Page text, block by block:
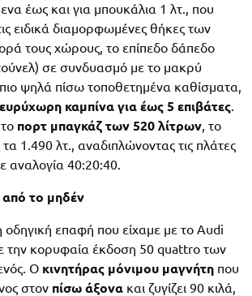
έως και για μπουκάλια 1 λτ., που
ειδικά διαμορφωμένες θήκες των
τους χώρους, το επίπεδο δάπεδο
σε συνδυασμό με το μακρύ
πιο ψηλά πίσω τοποθετημένα καθίσματα,
ευρύχωρη καμπίνα για έως 5 επιβάτες.
πορτ μπαγκάζ των 520 λίτρων, το
1.490 λτ., αναδιπλώνοντας τις πλάτες
αναλογία 40:20:40.
το μηδέν
επαφή που είχαμε με το Audi
την κορυφαία έκδοση 50 quattro των
Ο κινητήρας μόνιμου μαγνήτη που
στον πίσω άξονα και ζυγίζει 90 κιλά,